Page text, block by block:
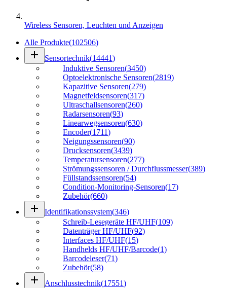
Wireless Sensoren, Leuchten und Anzeigen
Alle Produkte(102506)
add Sensortechnik(14441)
Induktive Sensoren(3450)
Optoelektronische Sensoren(2819)
Kapazitive Sensoren(279)
Magnetfeldsensoren(317)
Ultraschallsensoren(260)
Radarsensoren(93)
Linearwegsensoren(630)
Encoder(1711)
Neigungssensoren(90)
Drucksensoren(3439)
Temperatursensoren(277)
Strömungssensoren / Durchflussmesser(389)
Füllstandssensoren(54)
Condition-Monitoring-Sensoren(17)
Zubehör(660)
add Identifikationssystem(346)
Schreib-Lesegeräte HF/UHF(109)
Datenträger HF/UHF(92)
Interfaces HF/UHF(15)
Handhelds HF/UHF/Barcode(1)
Barcodeleser(71)
Zubehör(58)
add Anschlusstechnik(17551)